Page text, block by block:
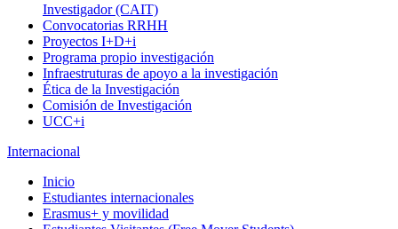
Investigador (CAIT)
Convocatorias RRHH
Proyectos I+D+i
Programa propio investigación
Infraestruturas de apoyo a la investigación
Ética de la Investigación
Comisión de Investigación
UCC+i
Internacional
Inicio
Estudiantes internacionales
Erasmus+ y movilidad